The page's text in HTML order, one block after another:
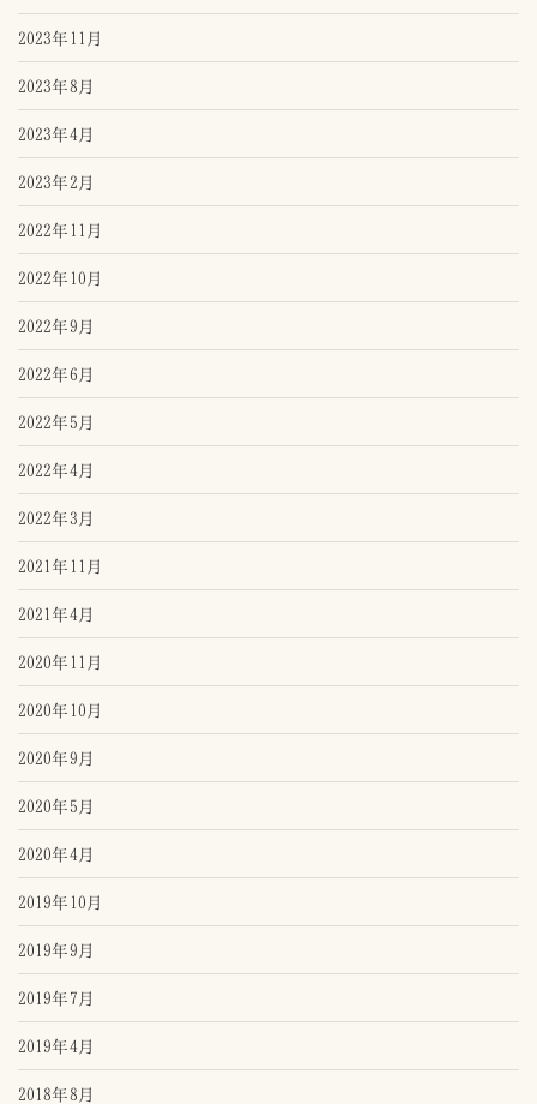
2023年11月
2023年8月
2023年4月
2023年2月
2022年11月
2022年10月
2022年9月
2022年6月
2022年5月
2022年4月
2022年3月
2021年11月
2021年4月
2020年11月
2020年10月
2020年9月
2020年5月
2020年4月
2019年10月
2019年9月
2019年7月
2019年4月
2018年8月